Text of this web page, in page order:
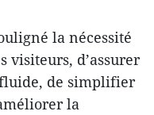
la nécessité
visiteurs, d’assurer
de simplifier
la